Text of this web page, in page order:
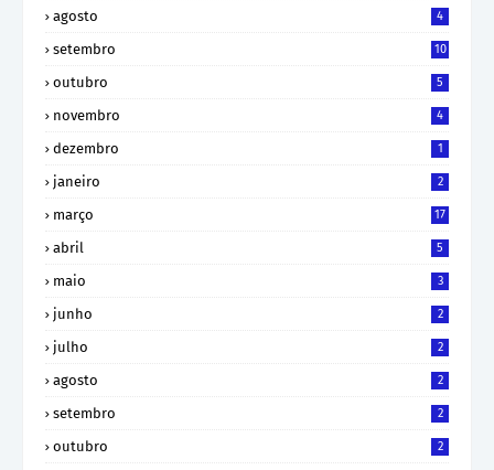
agosto 4
setembro 10
outubro 5
novembro 4
dezembro 1
janeiro 2
março 17
abril 5
maio 3
junho 2
julho 2
agosto 2
setembro 2
outubro 2